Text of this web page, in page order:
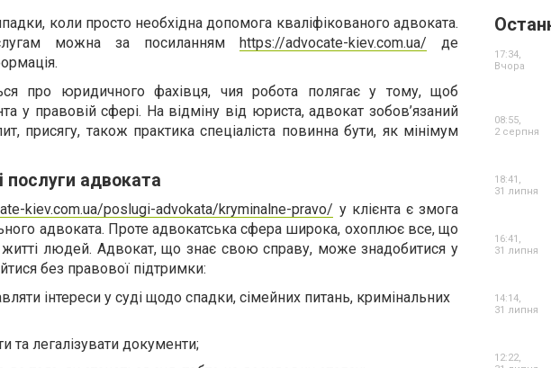
коли просто необхідна допомога кваліфікованого адвоката.
можна за посиланням https://advocate-kiev.com.ua/ де
про юридичного фахівця, чия робота полягає у тому, щоб
у правовій сфері. На відміну від юриста, адвокат зобов’язаний
присягу, також практика спеціаліста повинна бути, як мінімум
послуги адвоката
kiev.com.ua/poslugi-advokata/kryminalne-pravo/ у клієнта є змога
адвоката. Проте адвокатська сфера широка, охоплює все, що
людей. Адвокат, що знає свою справу, може знадобитися у
без правової підтримки:
інтереси у суді щодо спадки, сімейних питань, кримінальних
та легалізувати документи;
17:34,
Вчора
08:55,
2 серпня
18:41,
31 липня
16:41,
31 липня
14:14,
31 липня
12:22,